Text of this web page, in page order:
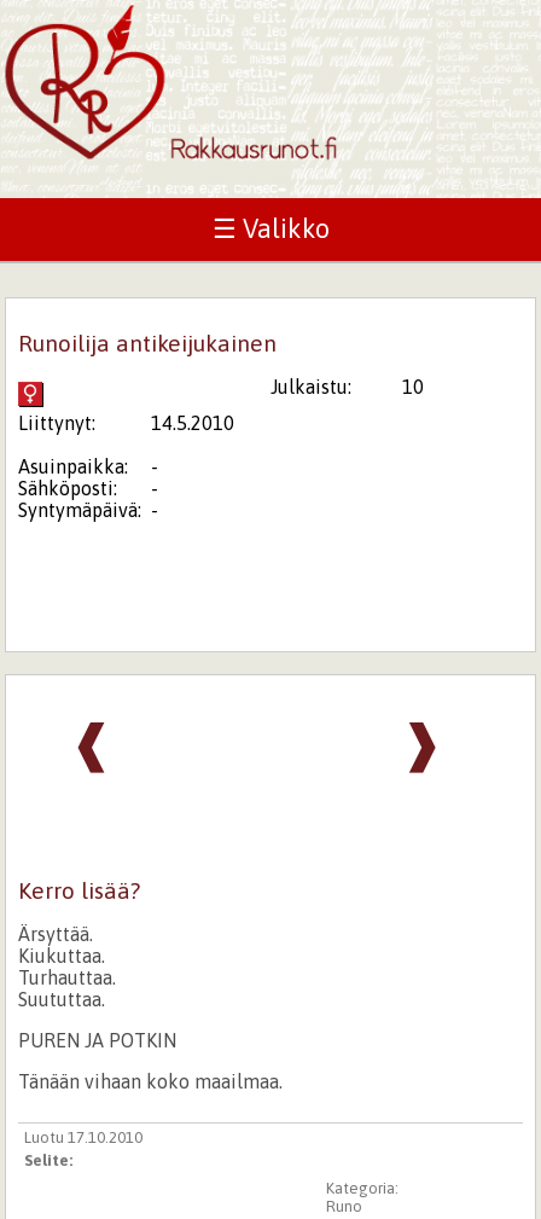
☰ Valikko
Runoilija antikeijukainen
Julkaistu:
10
Liittynyt:
14.5.2010
Asuinpaikka:
-
Sähköposti:
-
Syntymäpäivä: -
❱
❰
Kerro lisää?
Ärsyttää.
Kiukuttaa.
Turhauttaa.
Suututtaa.
PUREN JA POTKIN
Tänään vihaan koko maailmaa.
Luotu 17.10.2010
Selite:
Kategoria:
Runo